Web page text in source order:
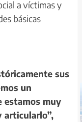
a víctimas y
básicas
sus
un
estamos muy
articularlo”,